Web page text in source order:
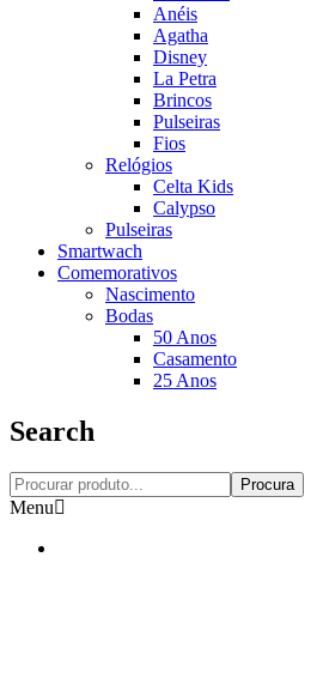
Anéis
Agatha
Disney
La Petra
Brincos
Pulseiras
Fios
Relógios
Celta Kids
Calypso
Pulseiras
Smartwach
Comemorativos
Nascimento
Bodas
50 Anos
Casamento
25 Anos
Search
Procura
Menu